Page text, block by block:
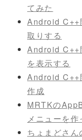
てみた
Android C++
取りする
Android C++
を表示する
Android C++
作成
MRTKの
メニューを作
ちょまどさん